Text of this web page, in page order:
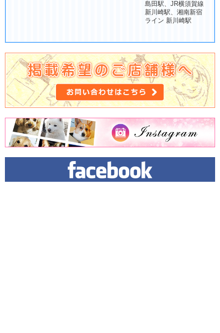
島田駅、JR横須賀線
新川崎駅、湘南新宿
ライン 新川崎駅